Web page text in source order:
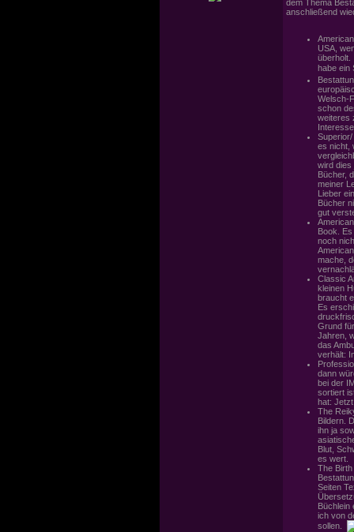
dem Thema
anschließend
USA,
überholt.
habe ein
Welsch-
schon
weiteres
es nicht,
wird dies
Bücher,
meiner
Lieber
Bücher
gut
Book.
noch
mache,
Classic
kleinen
braucht
Es
Grund
Jahren,
das
verhält:
dann
bei der
sortiert
hat:
The
Bildern.
ihn ja
Blut,
es wert.
The
Seiten
Büchlein
ich von
sollen.